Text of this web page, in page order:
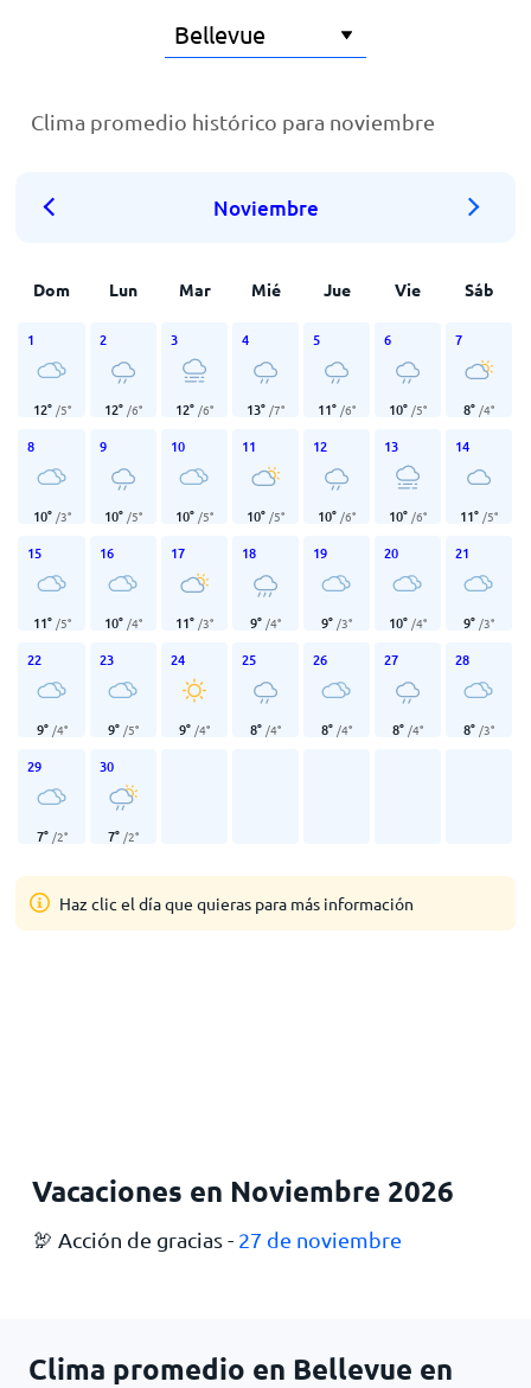
Clima promedio histórico para noviembre
Noviembre
Dom Lun Mar Mié Jue Vie Sáb
1
12° /5°
2
12° /6°
3
12° /6°
4
13° /7°
5
11° /6°
6
10° /5°
7
8° /4°
8
10° /3°
9
10° /5°
10
10° /5°
11
10° /5°
12
10° /6°
13
10° /6°
14
11° /5°
15
11° /5°
16
10° /4°
17
11° /3°
18
9° /4°
19
9° /3°
20
10° /4°
21
9° /3°
22
9° /4°
23
9° /5°
24
9° /4°
25
8° /4°
26
8° /4°
27
8° /4°
28
8° /3°
29
7° /2°
30
7° /2°
Haz clic el día que quieras para más información
Vacaciones en Noviembre 2026
🦃 Acción de gracias - 27 de noviembre
Clima promedio en Bellevue en